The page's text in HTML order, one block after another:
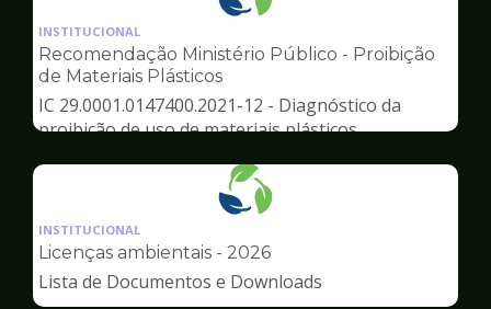
pagina
Meio
Ambiente
INSTITUCIONAL
Recomendação Ministério Público - Proibição
de Materiais Plásticos
IC 29.0001.0147400.2021-12 - Diagnóstico da
proibição de uso de materiais plásticos
Ilustração
pagina
Meio
INSTITUCIONAL
Licenças ambientais - 2026
Lista de Documentos e Downloads